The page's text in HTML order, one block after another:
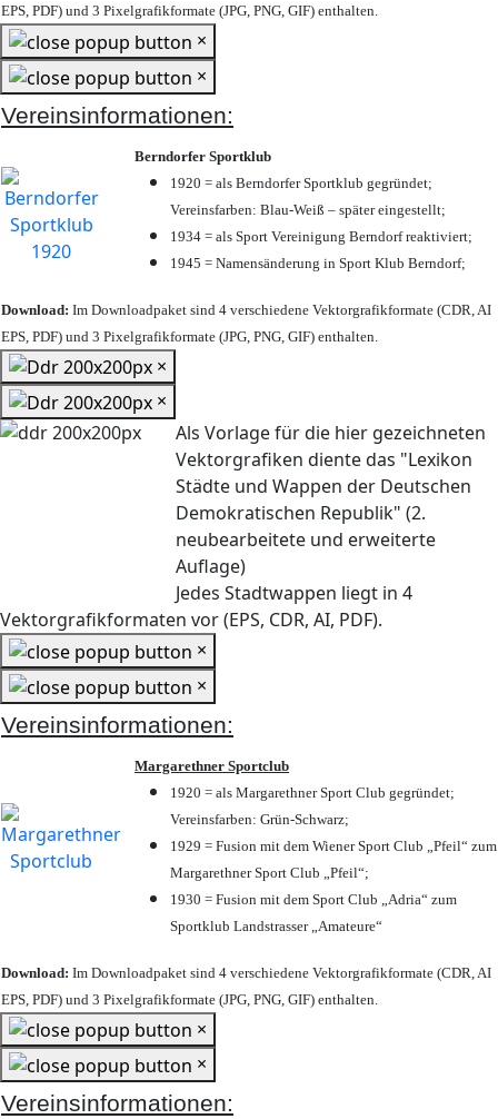
EPS, PDF) und 3 Pixelgrafikformate (JPG, PNG, GIF) enthalten.
×
×
Vereinsinformationen:
Berndorfer Sportklub
1920 = als Berndorfer Sportklub gegründet;
Vereinsfarben: Blau-Weiß – später eingestellt;
1934 = als Sport Vereinigung Berndorf reaktiviert;
1945 = Namensänderung in Sport Klub Berndorf;
Download: Im Downloadpaket sind 4 verschiedene Vektorgrafikformate (CDR, AI
EPS, PDF) und 3 Pixelgrafikformate (JPG, PNG, GIF) enthalten.
×
×
Als Vorlage für die hier gezeichneten
Vektorgrafiken diente das "Lexikon
Städte und Wappen der Deutschen
Demokratischen Republik" (2.
neubearbeitete und erweiterte
Auflage)
Jedes Stadtwappen liegt in 4
Vektorgrafikformaten vor (EPS, CDR, AI, PDF).
×
×
Vereinsinformationen:
Margarethner Sportclub
1920 = als Margarethner Sport Club gegründet;
Vereinsfarben: Grün-Schwarz;
1929 = Fusion mit dem Wiener Sport Club „Pfeil“ zum
Margarethner Sport Club „Pfeil“;
1930 = Fusion mit dem Sport Club „Adria“ zum
Sportklub Landstrasser „Amateure“
Download: Im Downloadpaket sind 4 verschiedene Vektorgrafikformate (CDR, AI
EPS, PDF) und 3 Pixelgrafikformate (JPG, PNG, GIF) enthalten.
×
×
Vereinsinformationen: